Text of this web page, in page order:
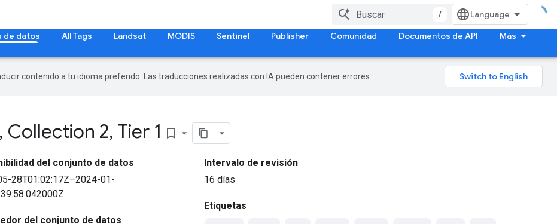
/
de datos All Tags Landsat MODIS Sentinel Publisher Comunidad Documentos de API Más
contenido a tu idioma preferido. Las traducciones realizadas con IA pueden contener errores.
, Collection 2, Tier 1 bookmark_border
del conjunto de datos
28T01:02:17Z–2024-01-
del conjunto de datos
Intervalo de revisión
16 días
Etiquetas